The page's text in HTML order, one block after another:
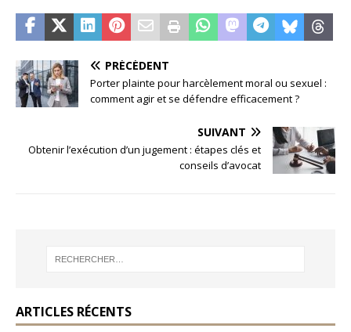
PRÉCÉDENT
Porter plainte pour harcèlement moral ou sexuel :
comment agir et se défendre efficacement ?
SUIVANT
Obtenir l’exécution d’un jugement : étapes clés et
conseils d’avocat
ARTICLES RÉCENTS